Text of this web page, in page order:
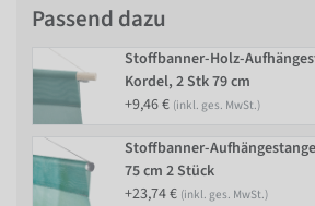
Passend dazu
Stoffbanner-Holz-
Kordel, 2 Stk 79 cm
+9,46 € (inkl. ges. MwSt.)
Stoffbanner-
75 cm 2 Stück
+23,74 € (inkl. ges. MwSt.)